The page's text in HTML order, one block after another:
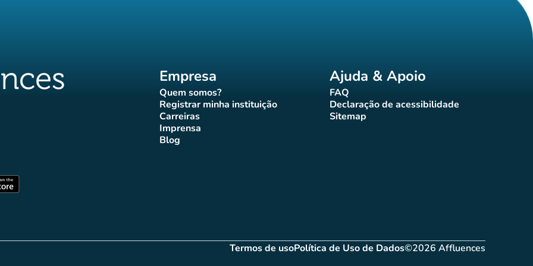
separador)
Empresa
Quem somos?(novo separador)
Registrar minha instituição
(novo separador)
Carreiras(novo separador)
Imprensa(novo separador)
Blog(novo separador)
Ajuda & Apoio
FAQ(novo separador)
Declaração de acessibilidade
(novo separador)
Sitemap(novo separador)
Termos de uso(novo separador)
Política de Uso de Dados
(novo separador)©2026 Affluences